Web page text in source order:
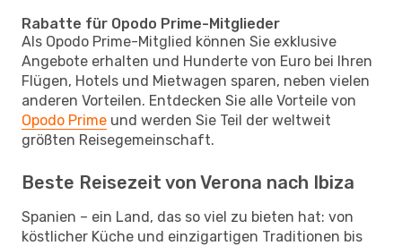
Rabatte für Opodo Prime-Mitglieder
Als Opodo Prime-Mitglied können Sie exklusive
Angebote erhalten und Hunderte von Euro bei Ihren
Flügen, Hotels und Mietwagen sparen, neben vielen
anderen Vorteilen. Entdecken Sie alle Vorteile von
Opodo Prime und werden Sie Teil der weltweit
größten Reisegemeinschaft.
Beste Reisezeit von Verona nach Ibiza
Spanien – ein Land, das so viel zu bieten hat: von
köstlicher Küche und einzigartigen Traditionen bis